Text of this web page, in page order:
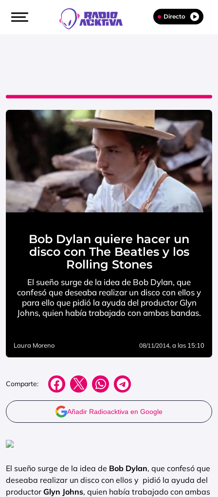
Directo
Bob Dylan quiere hacer un
disco con The Beatles y los
Rolling Stones
El sueño surge de la idea de Bob Dylan, que
confesó que deseaba realizar un disco con ellos y
para ello que pidió la ayuda del productor Glyn
Johns, quien había trabajado con ambas bandas.
Laura Moreno 08/11/2014, a las 15:10
Comparte:
Añadir Radioacktiva en Google
El sueño surge de la idea de Bob Dylan, que confesó que
deseaba realizar un disco con ellos y pidió la ayuda del
productor Glyn Johns, quien había trabajado con ambas